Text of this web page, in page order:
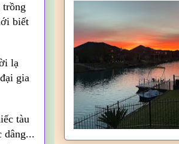
trồng
biết
lạ
gia
tàu
dâng...